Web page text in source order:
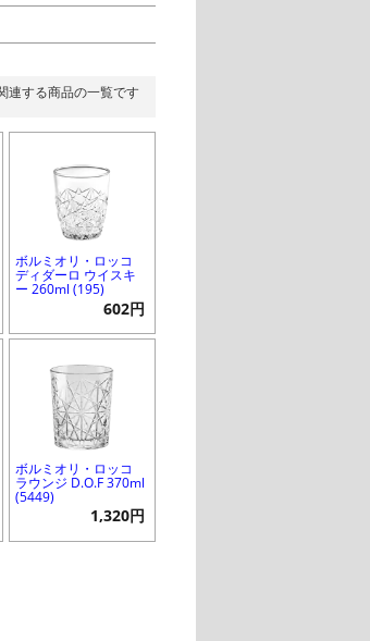
連する商品の一覧です
ボルミオリ・ロッコ
ディダーロ ウイスキ
ー 260ml (195)
602円
ボルミオリ・ロッコ
ラウンジ D.O.F 370ml
(5449)
1,320円